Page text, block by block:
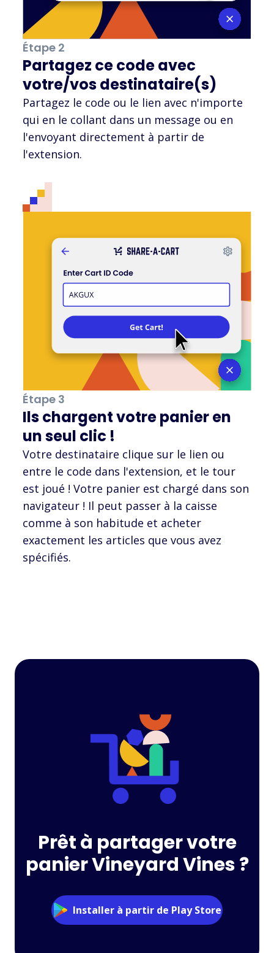
Étape 2
Partagez ce code avec
votre/vos destinataire(s)
Partagez le code ou le lien avec n'importe
qui en le collant dans un message ou en
l'envoyant directement à partir de
l'extension.
Étape 3
Ils chargent votre panier en
un seul clic !
Votre destinataire clique sur le lien ou
entre le code dans l'extension, et le tour
est joué ! Votre panier est chargé dans son
navigateur ! Il peut passer à la caisse
comme à son habitude et acheter
exactement les articles que vous avez
spécifiés.
Prêt à partager votre
panier Vineyard Vines ?
Installer à partir de Play Store